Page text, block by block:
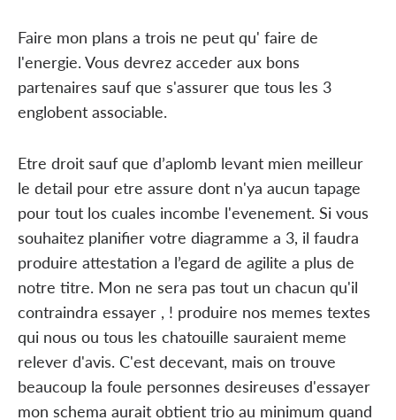
Faire mon plans a trois ne peut qu' faire de
l'energie. Vous devrez acceder aux bons
partenaires sauf que s'assurer que tous les 3
englobent associable.
Etre droit sauf que d’aplomb levant mien meilleur
le detail pour etre assure dont n'ya aucun tapage
pour tout los cuales incombe l'evenement. Si vous
souhaitez planifier votre diagramme a 3, il faudra
produire attestation a l’egard de agilite a plus de
notre titre. Mon ne sera pas tout un chacun qu'il
contraindra essayer , ! produire nos memes textes
qui nous ou tous les chatouille sauraient meme
relever d'avis. C'est decevant, mais on trouve
beaucoup la foule personnes desireuses d'essayer
mon schema aurait obtient trio au minimum quand